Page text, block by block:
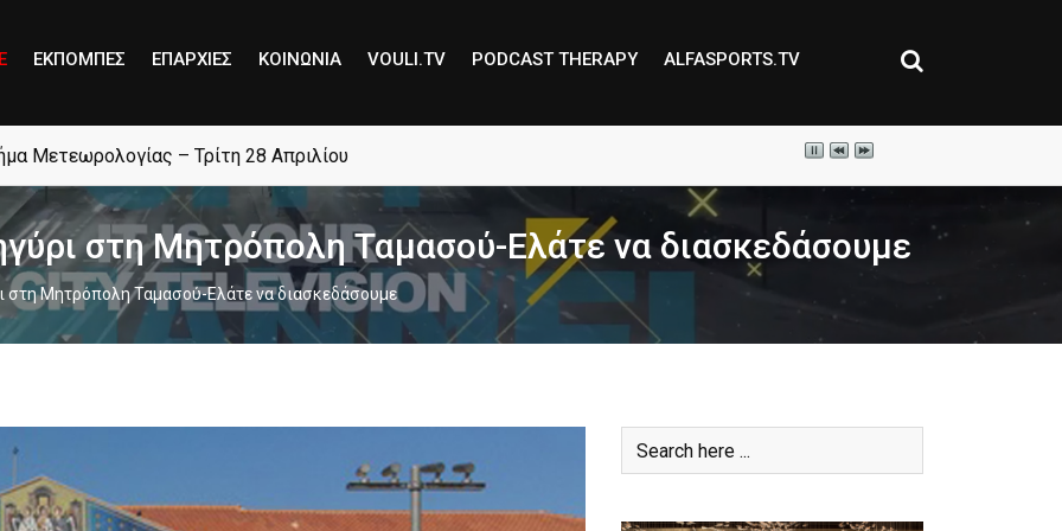
ΕΚΠΟΜΠΕΣ ΕΠΑΡΧΙΕΣ ΚΟΙΝΩΝΙΑ VOULI.TV PODCAST THERAPY ALFASPORTS.TV
στα Λατσιά – Γέρι
στη Μητρόπολη Ταμασού-Eλάτε να διασκεδάσουμε
στη Μητρόπολη Ταμασού-Eλάτε να διασκεδάσουμε